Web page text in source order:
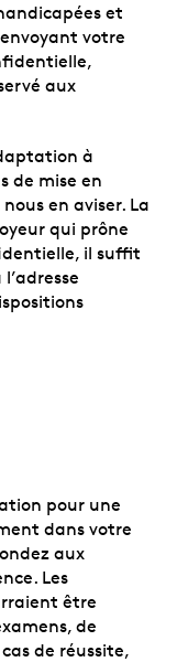
et
votre
aux
à
de mise en
en aviser. La
qui prône
il suffit
pour une
dans votre
aux
Les
être
de
de réussite,